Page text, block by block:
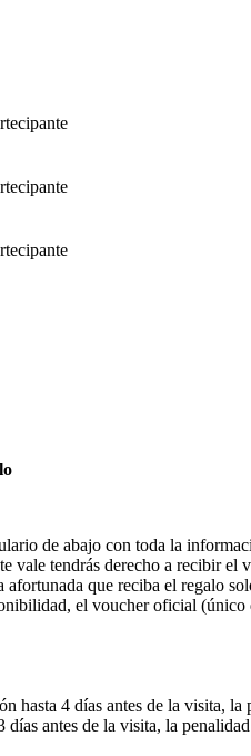
de abajo con toda la
vale tendrás derecho a recibir
afortunada que reciba el regalo
el voucher oficial
hasta 4 días antes de la visita,
3 días antes de la visita, la